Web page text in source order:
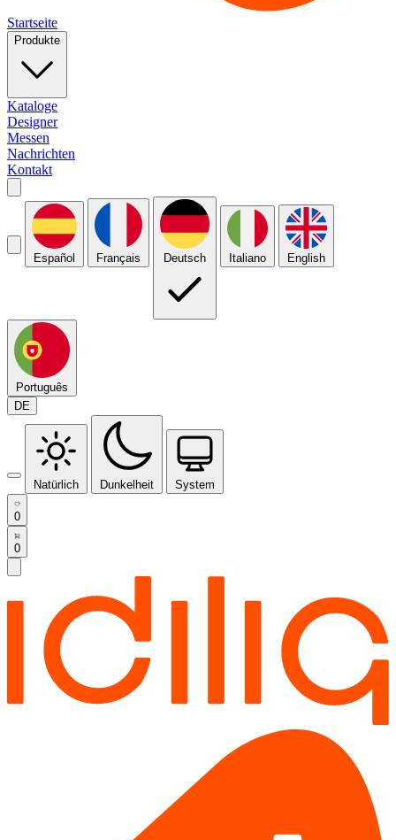
Startseite
Produkte
Kataloge
Designer
Messen
Nachrichten
Kontakt
Español Français Deutsch Italiano English
Português
DE
Natürlich Dunkelheit System
0
0